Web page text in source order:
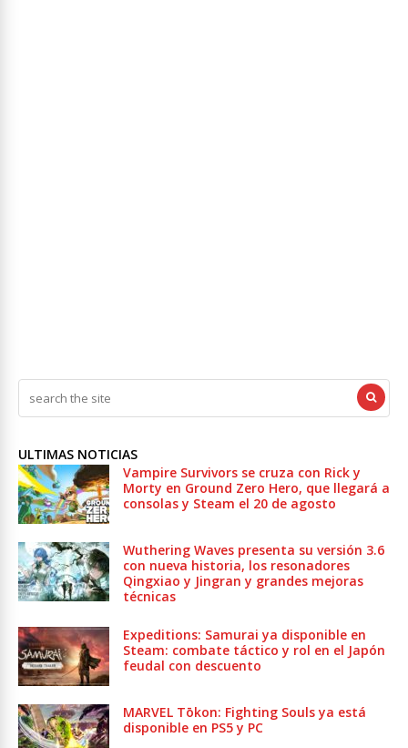
ULTIMAS NOTICIAS
Vampire Survivors se cruza con Rick y
Morty en Ground Zero Hero, que llegará a
consolas y Steam el 20 de agosto
Wuthering Waves presenta su versión 3.6
con nueva historia, los resonadores
Qingxiao y Jingran y grandes mejoras
técnicas
Expeditions: Samurai ya disponible en
Steam: combate táctico y rol en el Japón
feudal con descuento
MARVEL Tōkon: Fighting Souls ya está
disponible en PS5 y PC